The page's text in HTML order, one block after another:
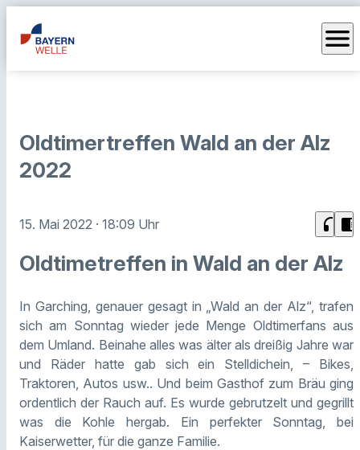
menu
Oldtimertreffen Wald an der Alz
2022
15. Mai 2022 · 18:09 Uhr headphones chrome_reader_mode
Oldtimetreffen in Wald an der Alz
In Garching, genauer gesagt in „Wald an der Alz“, trafen
sich am Sonntag wieder jede Menge Oldtimerfans aus
dem Umland. Beinahe alles was älter als dreißig Jahre war
und Räder hatte gab sich ein Stelldichein, – Bikes,
Traktoren, Autos usw.. Und beim Gasthof zum Bräu ging
ordentlich der Rauch auf. Es wurde gebrutzelt und gegrillt
was die Kohle hergab. Ein perfekter Sonntag, bei
Kaiserwetter, für die ganze Familie.